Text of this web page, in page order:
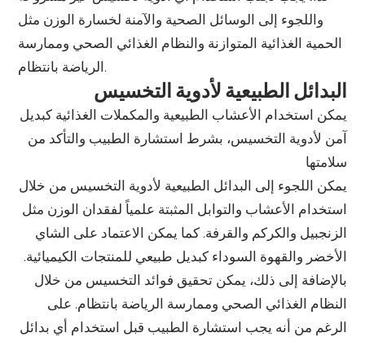
واللجوء إلى الوسائل الصحية والآمنة لخسارة الوزن مثل
الحمية الغذائية المتوازنة والنظام الغذائي الصحي وممارسة
الرياضة بانتظام.
البدائل الطبيعية لأدوية التخسيس
يمكن استخدام الأعشاب الطبيعية والمكملات الغذائية كبديل
آمن لأدوية التخسيس، بشرط استشارة الطبيب والتأكد من
سلامتها
يمكن اللجوء إلى البدائل الطبيعية لأدوية التخسيس من خلال
استخدام الأعشاب والتوابل المثبتة علمياً لفقدان الوزن مثل
الزنجبيل والكركم والقرفة. كما يمكن الاعتماد على الشاي
الأخضر والقهوة السوداء كبديل طبيعي للمنتجات الكيميائية.
بالإضافة إلى ذلك، يمكن تحقيق فوائد التخسيس من خلال
النظام الغذائي الصحي وممارسة الرياضة بانتظام. على
الرغم من أنه يجب استشارة الطبيب قبل استخدام أي بدائل